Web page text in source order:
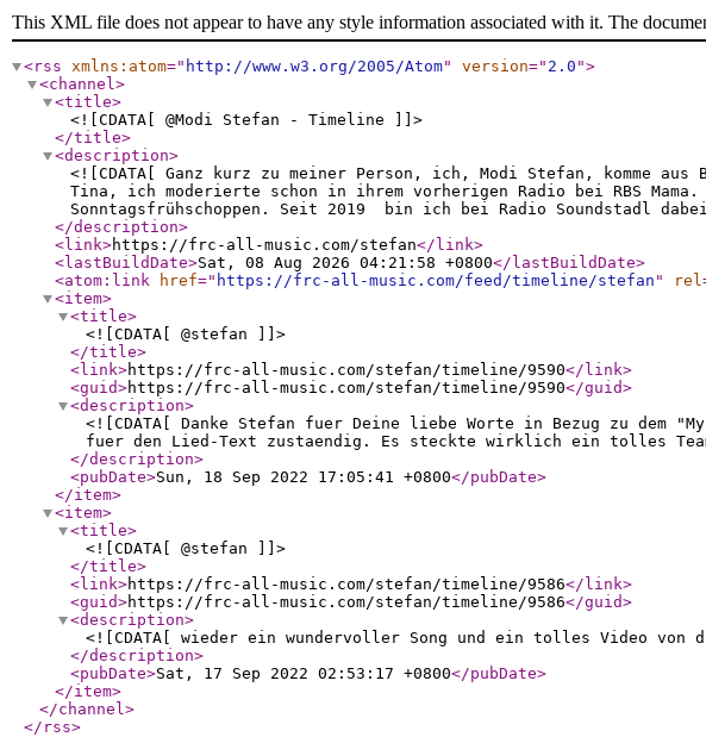
This XML file does not appear to have any style information associated with it. The
<rss xmlns:atom=" http://www.w3.org/2005/Atom" version=" 2.0 ">
<channel>
<title>
<![CDATA[ @Modi Stefan - Timeline ]]>
</title>
<description>
<![CDATA[ Ganz kurz zu meiner Person, ich, Modi Stefan, komme
Tina, ich moderierte schon in ihrem vorherigen Radio bei RBS
Sonntagsfrühschoppen. Seit 2019 bin ich bei Radio Soundstadl
</description>
<link>https://frc-all-music.com/stefan</link>
<lastBuildDate>Sat, 08 Aug 2026 04:21:58 +0800</lastBuildDate>
<atom:link
href=" https://frc-all-music.com/feed/timeline/stefan " rel
<item>
<title>
<![CDATA[ @stefan ]]>
</title>
<link>https://frc-all-music.com/stefan/timeline/9590</link>
<guid>https://frc-all-music.com/stefan/timeline/9590</guid>
<description>
<![CDATA[ Danke Stefan fuer Deine liebe Worte in Bezug zu dem
fuer den Lied-Text zustaendig. Es steckte wirklich ein tolles
</description>
<pubDate>Sun, 18 Sep 2022 17:05:41 +0800</pubDate>
</item>
<item>
<title>
<![CDATA[ @stefan ]]>
</title>
<link>https://frc-all-music.com/stefan/timeline/9586</link>
<guid>https://frc-all-music.com/stefan/timeline/9586</guid>
<description>
<![CDATA[ wieder ein wundervoller Song und ein tolles Video
</description>
<pubDate>Sat, 17 Sep 2022 02:53:17 +0800</pubDate>
</item>
</channel>
</rss>